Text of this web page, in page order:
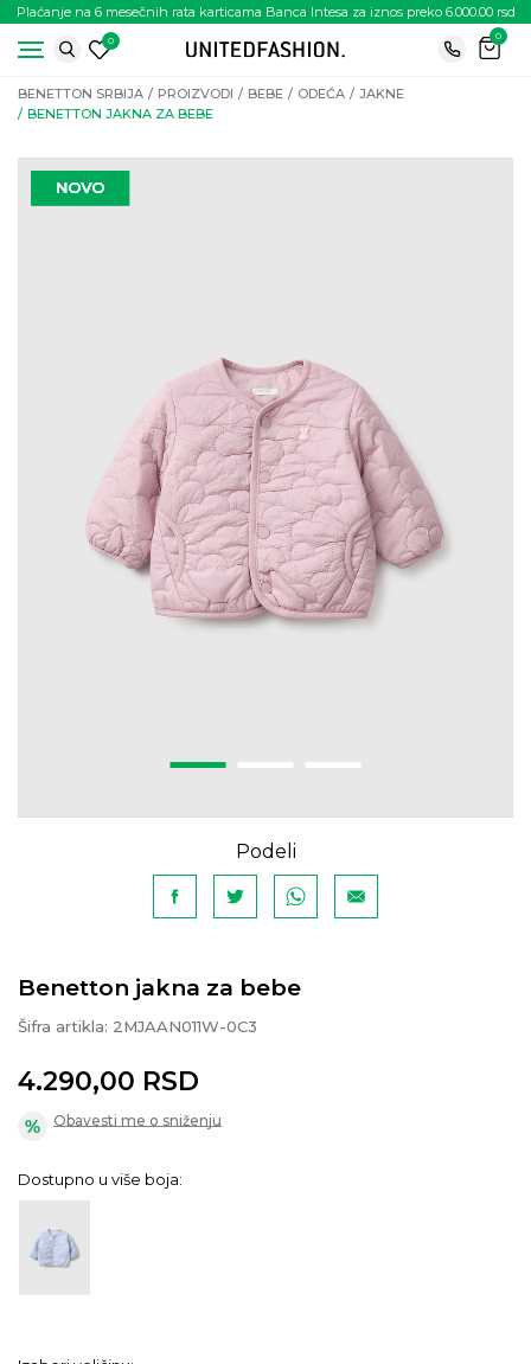
Plaćanje na 6 mesečnih rata karticama Banca Intesa za iznos preko 6.000.00 rsd
0
0
BENETTON SRBIJA PROIZVODI BEBE ODEĆA
JAKNE
BENETTON JAKNA ZA BEBE
Podeli
Benetton jakna za bebe
Šifra artikla: 2MJAAN011W-0C3
4.290,00 RSD
Obavesti me o sniženju
Dostupno u više boja: